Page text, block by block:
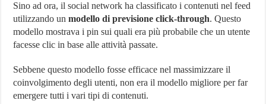
Sino ad ora, il social network ha classificato i contenuti nel feed
utilizzando unmodello di previsione click-through. Questo
modello mostrava i pin sui quali era più probabile che un utente
facesse clic in base alle attività passate.
Sebbene questo modello fosse efficace nel massimizzare il
coinvolgimento degli utenti, non era il modello migliore per far
emergere tutti i vari tipi di contenuti.